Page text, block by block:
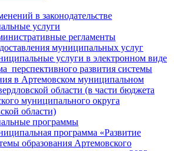
в законодательстве
услуги
регламенты
муниципальных услуг
услуги в электронном виде
перспективного развития системы
в Артемовском муниципальном
области (в части бюджета
муниципального округа
области)
программы
программа «Развитие
образования Артемовского